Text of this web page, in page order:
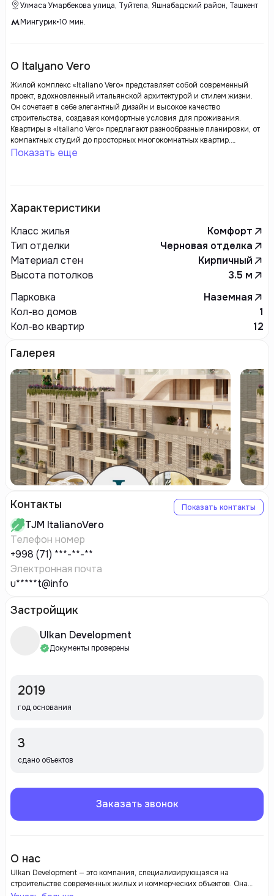
Улмаса Умарбекова улица, Туйтепа, Яшнабадский район, Ташкент
Мингурик•10 мин.
О Italyano Vero
Жилой комплекс «Italiano Vero» представляет собой современный
проект, вдохновленный итальянской архитектурой и стилем жизни.
Он сочетает в себе элегантный дизайн и высокое качество
строительства, создавая комфортные условия для проживания.
Квартиры в «Italiano Vero» предлагают разнообразные планировки, от
компактных студий до просторных многокомнатных квартир.
Интерьеры оформлены с использованием современных материалов,
Показать еще
Характеристики
Класс жилья
Комфорт
Тип отделки
Черновая отделка
Материал стен
Кирпичный
Высота потолков
3.5 м
Парковка
Наземная
Кол-во домов
1
Кол-во квартир
12
Галерея
Контакты Показать контакты
TJM ItalianoVero
Телефон номер
+998 (71) ***-**-**
Электронная почта
u*****t@info
Застройщик
Ulkan Development
Документы проверены
2019
год основания
3
сдано объектов
Заказать звонок
О нас
Ulkan Development — это компания, специализирующаяся на
строительстве современных жилых и коммерческих объектов. Она